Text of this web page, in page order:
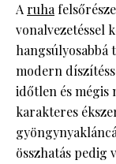
A ruha
vonalvezetéssel
hangsúlyosabbá
modern
időtlen és mégis
karakteres
összhatás pedig